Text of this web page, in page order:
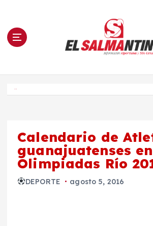
n El Salmantino -
Calendario de
guanajuatenses
Olimpiadas Río
DEPORTE agosto 5, 2016